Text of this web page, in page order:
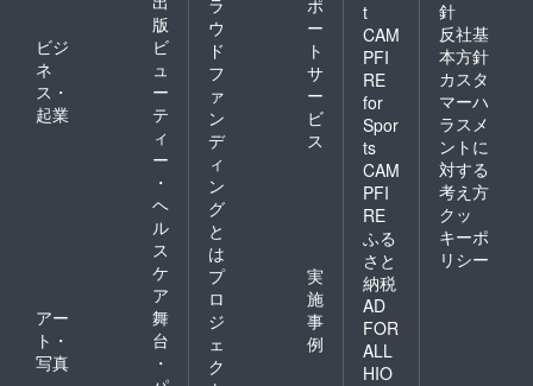
版
ビジ
ネ
ス・
起業
ビ
ュ
ー
テ
ィ
ー
・
ヘ
ル
ス
ケ
ア
アー
ト・
写真
舞
台
・
ウ
ド
フ
ァ
ン
デ
ィ
ン
グ
と
は
ー
ト
サ
ー
ビ
ス
プ
ロ
ジ
ェ
ク
実
施
事
例
t
CAM
PFI
RE
for
Spor
ts
CAM
PFI
RE
ふる
さと
納税
AD
FOR
ALL
HIO
針
反社基
本方針
カスタ
マーハ
ラスメ
ントに
対する
考え方
クッ
キーポ
リシー